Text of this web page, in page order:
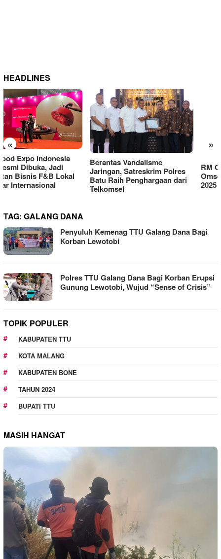
HEADLINES
« »
Berantas Vandalisme
Jaringan, Satreskrim Polres
Batu Raih Penghargaan dari
Telkomsel
RM OG Alami Kenaikan
Omset di Porprov IX Jatim
2025
TAG: GALANG DANA
Penyuluh Kemenag TTU Galang Dana Bagi
Korban Lewotobi
Polres TTU Galang Dana Bagi Korban Erupsi
Gunung Lewotobi, Wujud “Sense of Crisis”
TOPIK POPULER
KABUPATEN TTU
KOTA MALANG
KABUPATEN BONE
TAHUN 2024
BUPATI TTU
MASIH HANGAT